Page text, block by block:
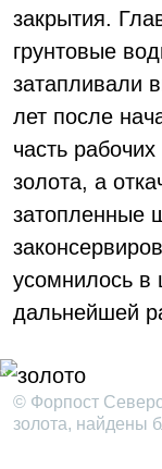
закрытия.
грунтовые
затапливали
лет после
часть
золота, а
затопленные
усомнилось в
дальнейшей
© Форпост
золота, найдены